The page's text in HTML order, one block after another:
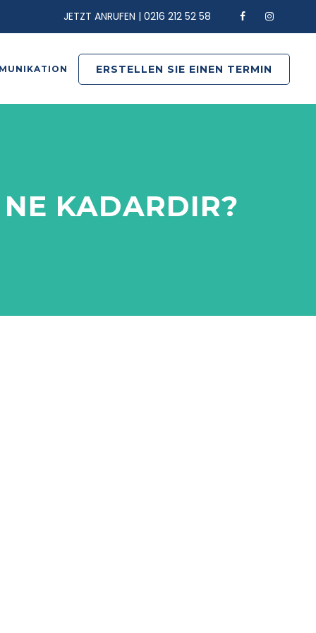
JETZT ANRUFEN | 0216 212 52 58
ERSTELLEN SIE EINEN TERMIN
KADARDIR?